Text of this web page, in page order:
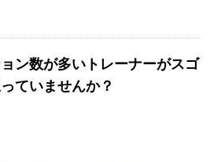
ン数が多いトレーナーがスゴ
ていませんか？